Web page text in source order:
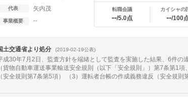
代表 矢内茂
事業概要 --
転職会議
--/5.0点
カイシャの
--/100
土交通省より処分 (2019-02-19公表)
成30年7月2日、監査方針を端緒として監査を実施した結果、6件の
（貨物自動車運送事業輸送安全規則（以下「安全規則」）第7条第1
（安全規則第7条第5項） （3）運転者台帳の作成義務違反（安全規則